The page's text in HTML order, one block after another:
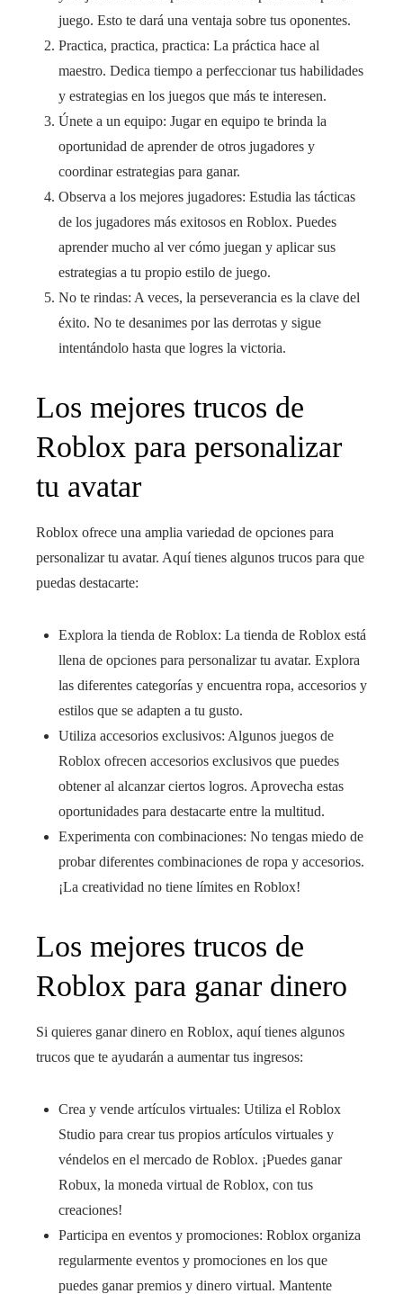
juego. Esto te dará una ventaja sobre tus oponentes.
Practica, practica, practica: La práctica hace al
maestro. Dedica tiempo a perfeccionar tus habilidades
y estrategias en los juegos que más te interesen.
Únete a un equipo: Jugar en equipo te brinda la
oportunidad de aprender de otros jugadores y
coordinar estrategias para ganar.
Observa a los mejores jugadores: Estudia las tácticas
de los jugadores más exitosos en Roblox. Puedes
aprender mucho al ver cómo juegan y aplicar sus
estrategias a tu propio estilo de juego.
No te rindas: A veces, la perseverancia es la clave del
éxito. No te desanimes por las derrotas y sigue
intentándolo hasta que logres la victoria.
Los mejores trucos de
Roblox para personalizar
tu avatar
Roblox ofrece una amplia variedad de opciones para
personalizar tu avatar. Aquí tienes algunos trucos para que
puedas destacarte:
Explora la tienda de Roblox: La tienda de Roblox está
llena de opciones para personalizar tu avatar. Explora
las diferentes categorías y encuentra ropa, accesorios y
estilos que se adapten a tu gusto.
Utiliza accesorios exclusivos: Algunos juegos de
Roblox ofrecen accesorios exclusivos que puedes
obtener al alcanzar ciertos logros. Aprovecha estas
oportunidades para destacarte entre la multitud.
Experimenta con combinaciones: No tengas miedo de
probar diferentes combinaciones de ropa y accesorios.
¡La creatividad no tiene límites en Roblox!
Los mejores trucos de
Roblox para ganar dinero
Si quieres ganar dinero en Roblox, aquí tienes algunos
trucos que te ayudarán a aumentar tus ingresos:
Crea y vende artículos virtuales: Utiliza el Roblox
Studio para crear tus propios artículos virtuales y
véndelos en el mercado de Roblox. ¡Puedes ganar
Robux, la moneda virtual de Roblox, con tus
creaciones!
Participa en eventos y promociones: Roblox organiza
regularmente eventos y promociones en los que
puedes ganar premios y dinero virtual. Mantente